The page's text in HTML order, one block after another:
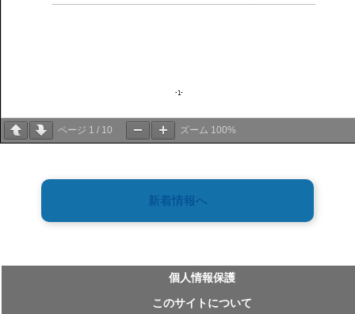
ページ 1 / 10 ズーム 100%
新着情報へ
個⼈情報保護
このサイトについて